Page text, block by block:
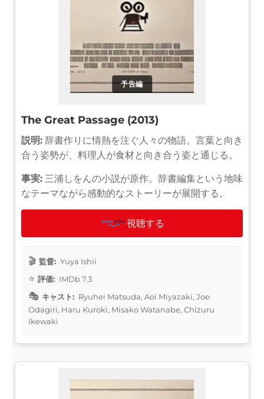
予告編
The Great Passage (2013)
説明: 辞書作りに情熱を注ぐ人々の物語。言葉と向き
合う姿勢が、料理人が食材と向き合う姿と通じる。
事実: 三浦しをんの小説が原作。辞書編集という地味
なテーマながら感動的なストーリーが展開する。
視聴する
監督: Yuya Ishii
評価: IMDb 7.3
キャスト: Ryuhei Matsuda, Aoi Miyazaki, Joe
Odagiri, Haru Kuroki, Misako Watanabe, Chizuru
Ikewaki